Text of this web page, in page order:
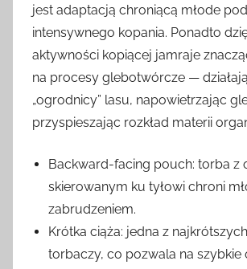
jest adaptacją chroniącą młode
intensywnego kopania. Ponadto
aktywności kopiącej jamraje
na procesy glebotwórcze —
„ogrodnicy” lasu, napowietrzając
przyspieszając rozkład materii
Backward-facing pouch: torba z
skierowanym ku tyłowi chroni
zabrudzeniem.
Krótka ciąża: jedna z
torbaczy, co pozwala na szybkie